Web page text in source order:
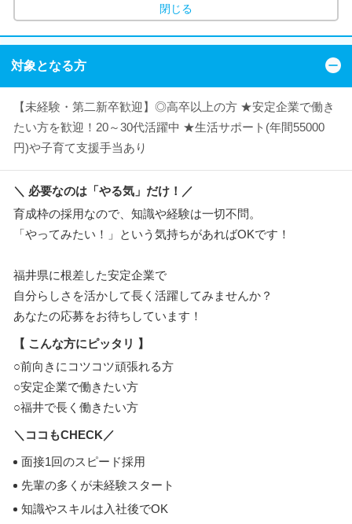
閉じる
対象となる方
【未経験・第二新卒歓迎】◎高卒以上の方 ★安定企業で働き
たい方を歓迎！20～30代活躍中 ★生活サポート(年間55000
円)や子育て支援手当あり
＼ 必要なのは「やる気」だけ！／
育成枠の採用なので、知識や経験は一切不問。
「やってみたい！」という気持ちがあればOKです！
福井県に根差した安定企業で
自分らしさを活かして長く活躍してみませんか？
あなたの応募をお待ちしています！
【 こんな方にピッタリ 】
○前向きにコツコツ頑張れる方
○安定企業で働きたい方
○福井で長く働きたい方
＼ココもCHECK／
面接1回のスピード採用
先輩の多くが未経験スタート
知識やスキルは入社後でOK